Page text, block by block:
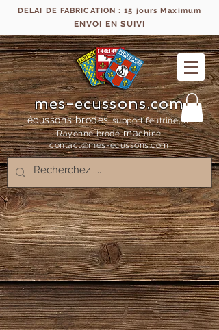
DELAI DE FABRICATION : 15 jours Maximum
ENVOI EN SUIVI
mes-ecussons.com
écussons brodés support feutrine, fil
Rayonne brodémachine
contact@mes-ecussons.com